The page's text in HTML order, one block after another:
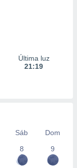
Última luz
21:19
Sáb
Dom
8 9